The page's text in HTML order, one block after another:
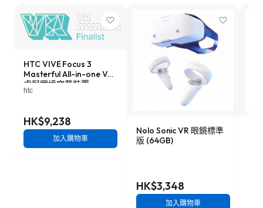
HTC VIVE Focus 3
Masterful All-in-one VR
虛擬實境穿戴裝置
htc
HK$9,238
加入購物車
Nolo Sonic VR 眼鏡標準
版 (64GB)
HK$3,348
加入購物車